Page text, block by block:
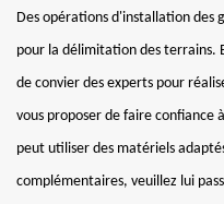
Des opérations d'installation des
pour la délimitation des terrains.
de convier des experts pour
vous proposer de faire confiance
peut utiliser des matériels
complémentaires, veuillez lui